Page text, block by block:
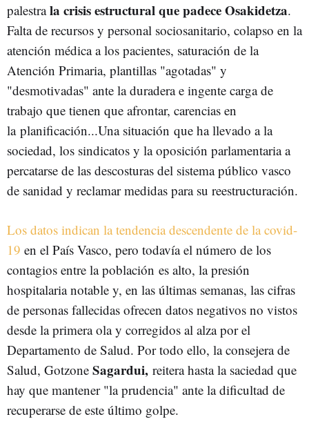
palestrala crisis estructural que padece Osakidetza.
Falta de recursos y personal sociosanitario, colapso en la
atención médica a los pacientes, saturación de la
Atención Primaria, plantillas "agotadas" y
"desmotivadas" ante la duradera e ingente carga de
trabajo que tienen que afrontar, carencias en
la planificación...Una situación que ha llevado a la
sociedad, los sindicatos y la oposición parlamentaria a
percatarse de las descosturas del sistema público vasco
de sanidad y reclamar medidas para su reestructuración.
Los datos indican la tendencia descendente de la covid-
19 en el País Vasco, pero todavía el número de los
contagios entre la población es alto, la presión
hospitalaria notable y, en las últimas semanas, las cifras
de personas fallecidas ofrecen datos negativos no vistos
desde la primera ola y corregidos al alza por el
Departamento de Salud. Por todo ello, la consejera de
Salud, Gotzone Sagardui, reitera hasta la saciedad que
hay que mantener "la prudencia" ante la dificultad de
recuperarse de este último golpe.